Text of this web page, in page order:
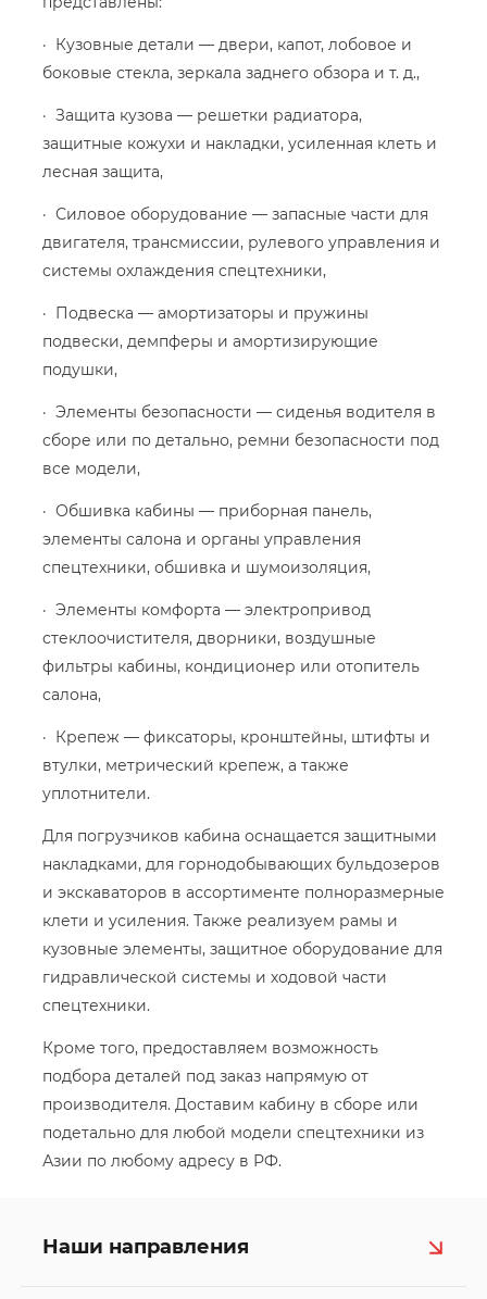
· Кузовные детали — двери, капот, лобовое и
боковые стекла, зеркала заднего обзора и т. д.,
· Защита кузова — решетки радиатора,
защитные кожухи и накладки, усиленная клеть и
лесная защита,
· Силовое оборудование — запасные части для
двигателя, трансмиссии, рулевого управления и
системы охлаждения спецтехники,
· Подвеска — амортизаторы и пружины
подвески, демпферы и амортизирующие
подушки,
· Элементы безопасности — сиденья водителя в
сборе или по детально, ремни безопасности под
все модели,
· Обшивка кабины — приборная панель,
элементы салона и органы управления
спецтехники, обшивка и шумоизоляция,
· Элементы комфорта — электропривод
стеклоочистителя, дворники, воздушные
фильтры кабины, кондиционер или отопитель
салона,
· Крепеж — фиксаторы, кронштейны, штифты и
втулки, метрический крепеж, а также
уплотнители.
Для погрузчиков кабина оснащается защитными
накладками, для горнодобывающих бульдозеров
и экскаваторов в ассортименте полноразмерные
клети и усиления. Также реализуем рамы и
кузовные элементы, защитное оборудование для
гидравлической системы и ходовой части
спецтехники.
Кроме того, предоставляем возможность
подбора деталей под заказ напрямую от
производителя. Доставим кабину в сборе или
подетально для любой модели спецтехники из
Азии по любому адресу в РФ.
Наши направления